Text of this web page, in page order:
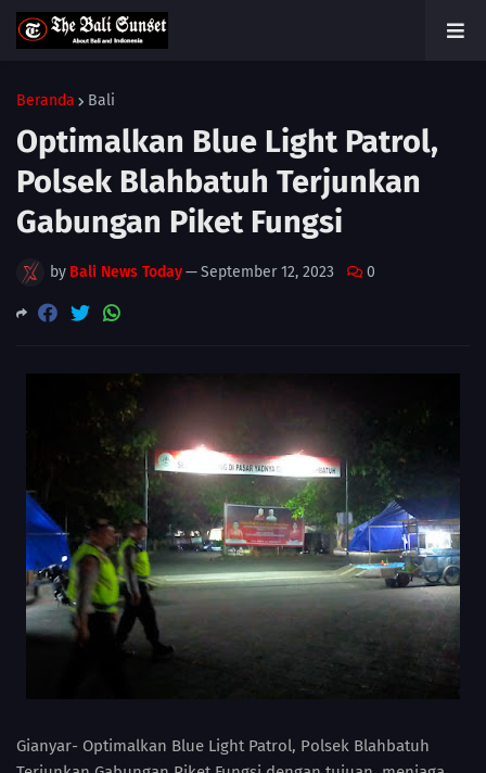
Beranda Bali
Optimalkan Blue Light Patrol,
Polsek Blahbatuh Terjunkan
Gabungan Piket Fungsi
by Bali News Today—September 12, 2023 0
Gianyar- Optimalkan Blue Light Patrol, Polsek Blahbatuh